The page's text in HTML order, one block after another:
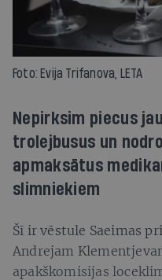
Foto: Evija Trifanova, LETA
Nepirksim piecus
trolejbusus un
apmaksātus
slimniekiem
Šī ir vēstule Saeimas
Andrejam
apakškomisijas